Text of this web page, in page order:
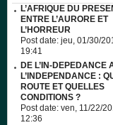
L’AFRIQUE DU
ENTRE L’AURORE ET
L’HORREUR
Post date: jeu, 01/30/
19:41
DE L’IN-DEPEDANCE
L’INDEPENDANCE :
ROUTE ET QUELLES
CONDITIONS ?
Post date: ven, 11/22/
12:36